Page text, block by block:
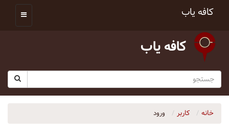
کافه یاب
کافه یاب
خانه کاربر ورود